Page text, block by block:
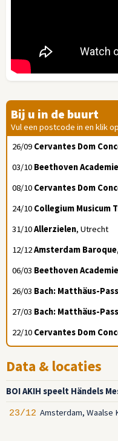
Bij u in de buurt
Vul een postcode in en klik
26/09 Cervantes Dom
03/10 Beethoven
08/10 Cervantes Dom
24/10 Collegium Musicum
31/10Allerzielen, Utrecht
12/12Amsterdam Baroque
06/03 Beethoven
26/03 Bach: Matthäus-
27/03 Bach: Matthäus-
22/10 Cervantes Dom
Data & locaties
BOI AKIH speelt Händels
23/12 Amsterdam, Waalse